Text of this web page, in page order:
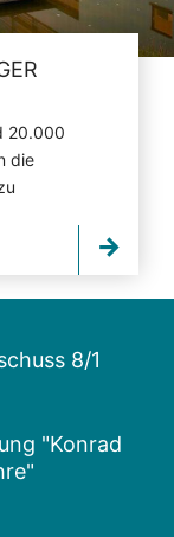
20.000
die
8/1
"Konrad